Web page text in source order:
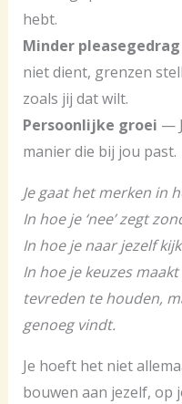
hebt.
Minder pleasegedrag
niet dient, grenzen
zoals jij dat wilt.
Persoonlijke groei —
manier die bij jou past.
Je gaat het merken in
In hoe je ‘nee’ zegt
In hoe je naar jezelf
In hoe je keuzes
tevreden te houden,
genoeg vindt.
Je hoeft het niet
bouwen aan jezelf, op